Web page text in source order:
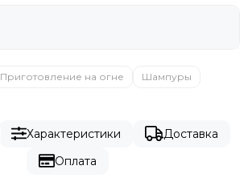
Приготовление на огне Шампуры
Характеристики
Доставка
Оплата